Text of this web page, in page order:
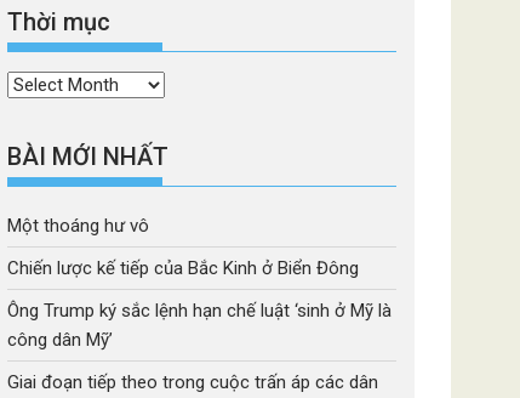
Thời mục
Thời
BÀI MỚI NHẤT
Một thoáng hư vô
Chiến lược kế tiếp của Bắc Kinh ở Biển Đông
Ông Trump ký sắc lệnh hạn chế luật ‘sinh ở Mỹ là
công dân Mỹ’
Giai đoạn tiếp theo trong cuộc trấn áp các dân